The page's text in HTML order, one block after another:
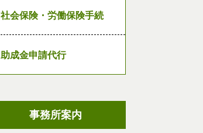
社会保険・労働保険手続
助成金申請代行
事務所案内